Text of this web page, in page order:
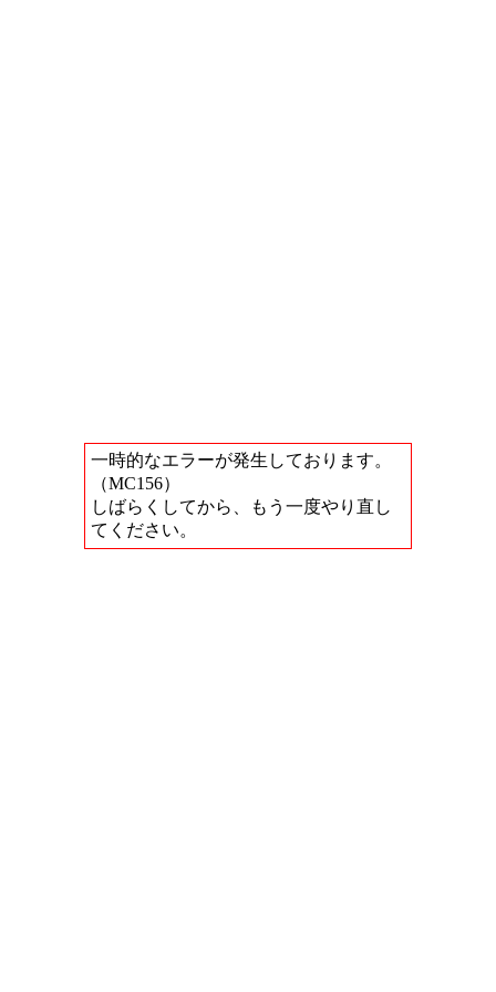
一時的なエラーが発生しております。
（MC156）
しばらくしてから、もう一度やり直し
てください。